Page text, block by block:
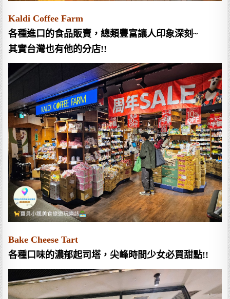
Kaldi Coffee Farm
各種進口的食品販賣，總類豐富讓人印象深刻~
其實台灣也有他的分店!!
Bake Cheese Tart
各種口味的濃郁起司塔，尖峰時間少女必買甜點!!